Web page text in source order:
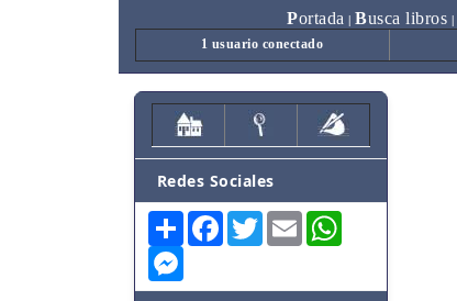
Portada Busca libros
1 usuario conectado
Redes Sociales
Share FacebookTwitterEmail